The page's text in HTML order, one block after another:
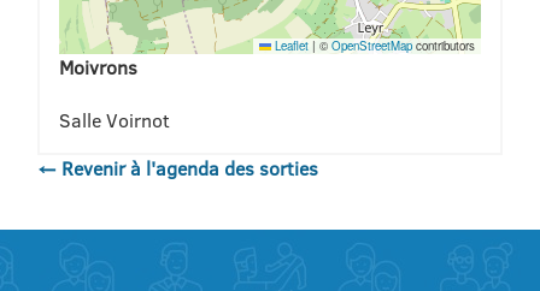
Leaflet | ©OpenStreetMap contributors
Moivrons
Salle Voirnot
← Revenir à l'agenda des sorties